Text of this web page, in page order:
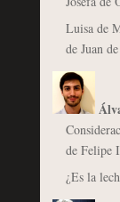
Luisa de
de Juan
de Felipe
¿Es la